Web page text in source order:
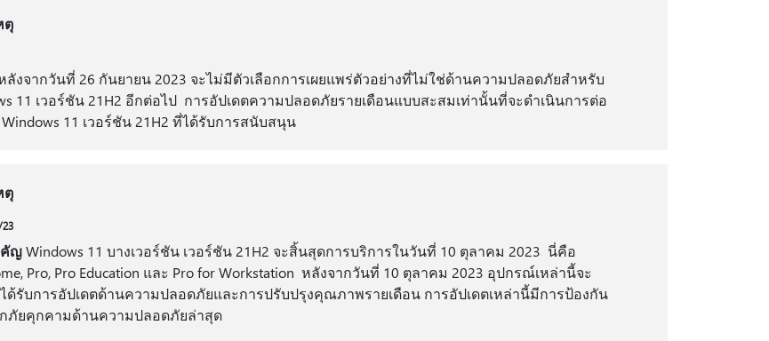
ตุ
ลังจากวันที่ 26 กันยายน 2023 จะไม่มีตัวเลือกการเผยแพร่ตัวอย่างที่ไม่ใช่ด้านความปลอดภัยสําหรับ
11 เวอร์ชัน 21H2 อีกต่อไป การอัปเดตความปลอดภัยรายเดือนแบบสะสมเท่านั้นที่จะดําเนินการต่อ
11 เวอร์ชัน 21H2 ที่ได้รับการสนับสนุน
ตุ
ญWindows 11 บางเวอร์ชัน เวอร์ชัน 21H2 จะสิ้นสุดการบริการในวันที่ 10 ตุลาคม 2023 นี่คือ
Pro, Pro Education และ Pro for Workstation หลังจากวันที่ 10 ตุลาคม 2023 อุปกรณ์เหล่านี้จะ
ด้รับการอัปเดตด้านความปลอดภัยและการปรับปรุงคุณภาพรายเดือน การอัปเดตเหล่านี้มีการป้องกัน
ภัยคุกคามด้านความปลอดภัยล่าสุด